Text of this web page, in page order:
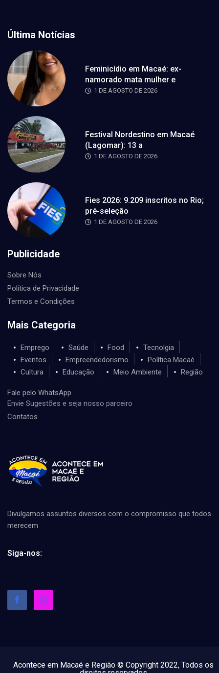
Última Notícias
Feminicídio em Macaé: ex-
namorado mata mulher e
1 DE AGOSTO DE 2026
Festival Nordestino em Macaé
(Lagomar): 13 a
1 DE AGOSTO DE 2026
Fies 2026: 9.209 inscritos no Rio;
pré-seleção
1 DE AGOSTO DE 2026
Publicidade
Sobre Nós
Política de Privacidade
Termos e Condições
Mais Categoria
Emprego Saúde Food
Tecnolgia
Eventos
Empreendedorismo
Política Macaé
Cultura
Educação Meio Ambiente Região
Fale pelo WhatsApp
Envie Sugestões e seja nosso parceiro
Contatos
Divulgamos assuntos diversos com o compromisso que todos
merecem
Siga-nos:
Acontece em Macaé e Região © Copyright 2022, Todos os